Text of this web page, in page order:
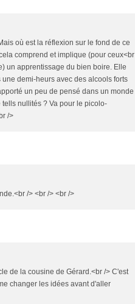
où est la réflexion sur le fond de ce
comprend et implique (pour ceux<br
un apprentissage du bien boire. Elle
demi-heurs avec des alcools forts
un peu de pensé dans un monde
nullités ? Va pour le picolo-
/>
/> <br /> <br />
de la cousine de Gérard.<br /> C'est
changer les idées avant d'aller